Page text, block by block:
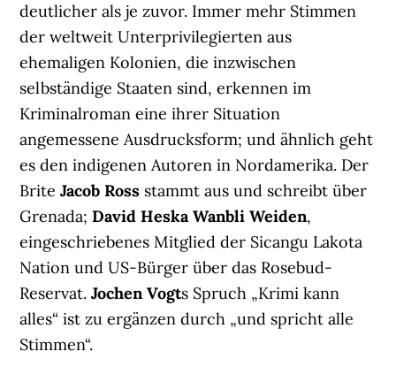
deutlicher als je zuvor. Immer mehr Stimmen
der weltweit Unterprivilegierten aus
ehemaligen Kolonien, die inzwischen
selbständige Staaten sind, erkennen im
Kriminalroman eine ihrer Situation
angemessene Ausdrucksform; und ähnlich geht
es den indigenen Autoren in Nordamerika. Der
BriteJacob Ross stammt aus und schreibt über
Grenada;David Heska Wanbli Weiden,
eingeschriebenes Mitglied der Sicangu Lakota
Nation und US-Bürger über das Rosebud-
Reservat.Jochen Vogts Spruch „Krimi kann
alles“ ist zu ergänzen durch „und spricht alle
Stimmen“.